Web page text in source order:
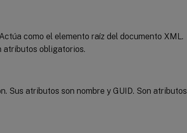
como el elemento raíz del documento XML.
atributos obligatorios.
Sus atributos son nombre y GUID. Son atributos